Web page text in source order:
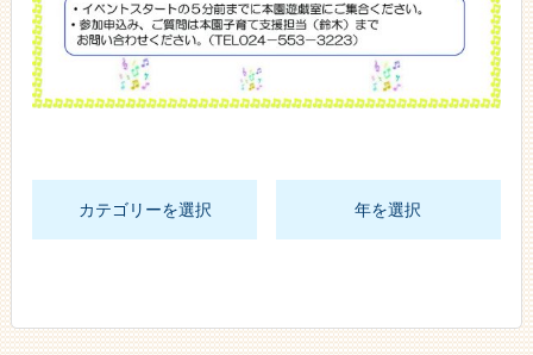
カテゴリーを選択 年を選択